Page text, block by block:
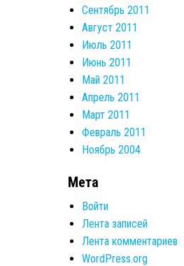
Сентябрь 2011
Август 2011
Июль 2011
Июнь 2011
Май 2011
Апрель 2011
Март 2011
Февраль 2011
Ноябрь 2004
Мета
Войти
Лента записей
Лента комментариев
WordPress.org